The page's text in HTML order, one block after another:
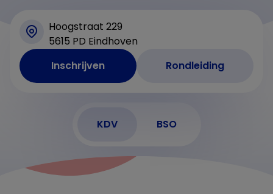
Hoogstraat 229
5615 PD Eindhoven
Inschrijven
Rondleiding
KDV BSO